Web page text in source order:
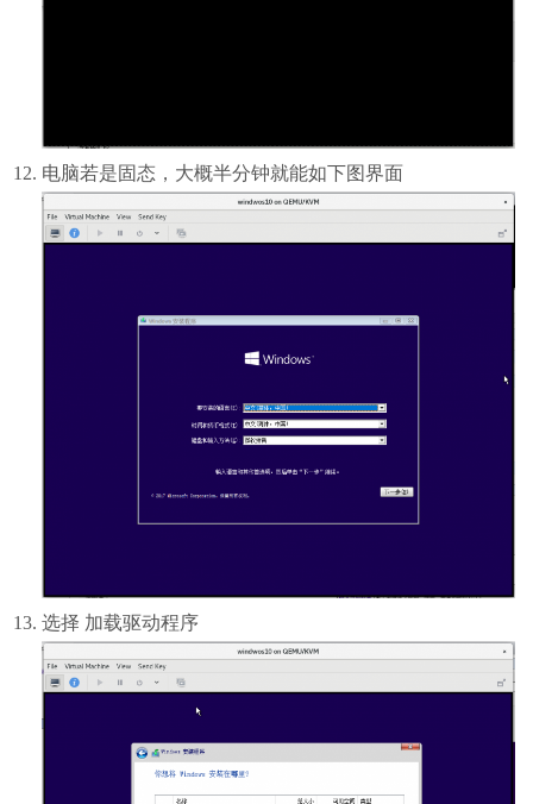
电脑若是固态，大概半分钟就能如下图界面
选择 加载驱动程序